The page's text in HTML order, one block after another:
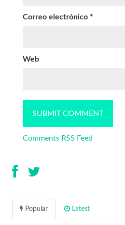
Correo electrónico *
Web
Comments RSS Feed
Popular Latest